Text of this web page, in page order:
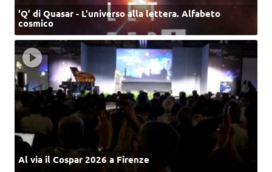
‘Q’ di Quasar - L'universo alla lettera. Alfabeto
cosmico
Al via il Cospar 2026 a Firenze